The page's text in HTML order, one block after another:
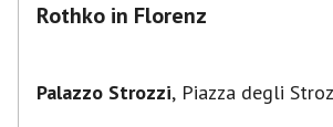
Rothko in Florenz
Palazzo Strozzi, Piazza degli